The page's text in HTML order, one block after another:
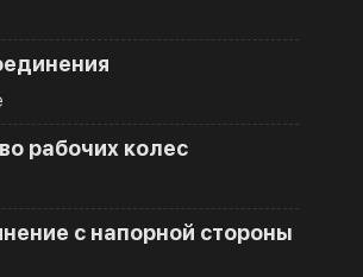
рабочих колес
с напорной стороны